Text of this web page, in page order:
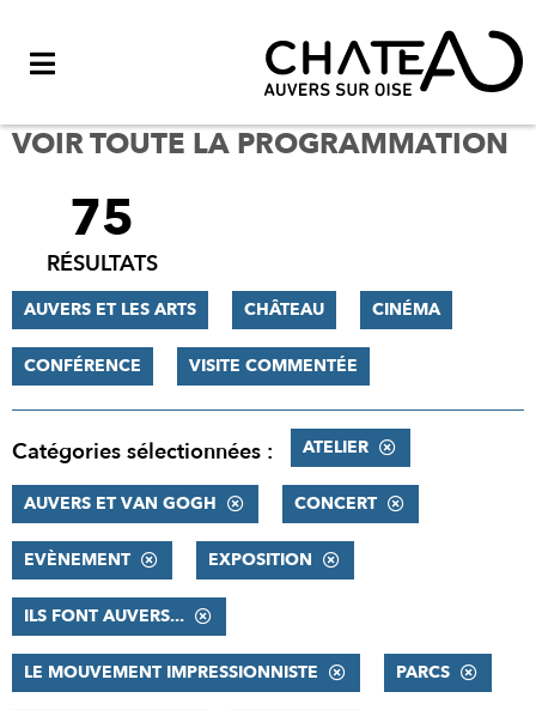
VOIR TOUTE LA PROGRAMMATION
FILTRER
RÉSULTATS
75
RÉSULTATS
AUVERS ET LES ARTS CHÂTEAU CINÉMA
CONFÉRENCE VISITE COMMENTÉE
Catégories sélectionnées : ATELIER
AUVERS ET VAN GOGH CONCERT
EVÈNEMENT EXPOSITION
ILS FONT AUVERS...
LE MOUVEMENT IMPRESSIONNISTE PARCS